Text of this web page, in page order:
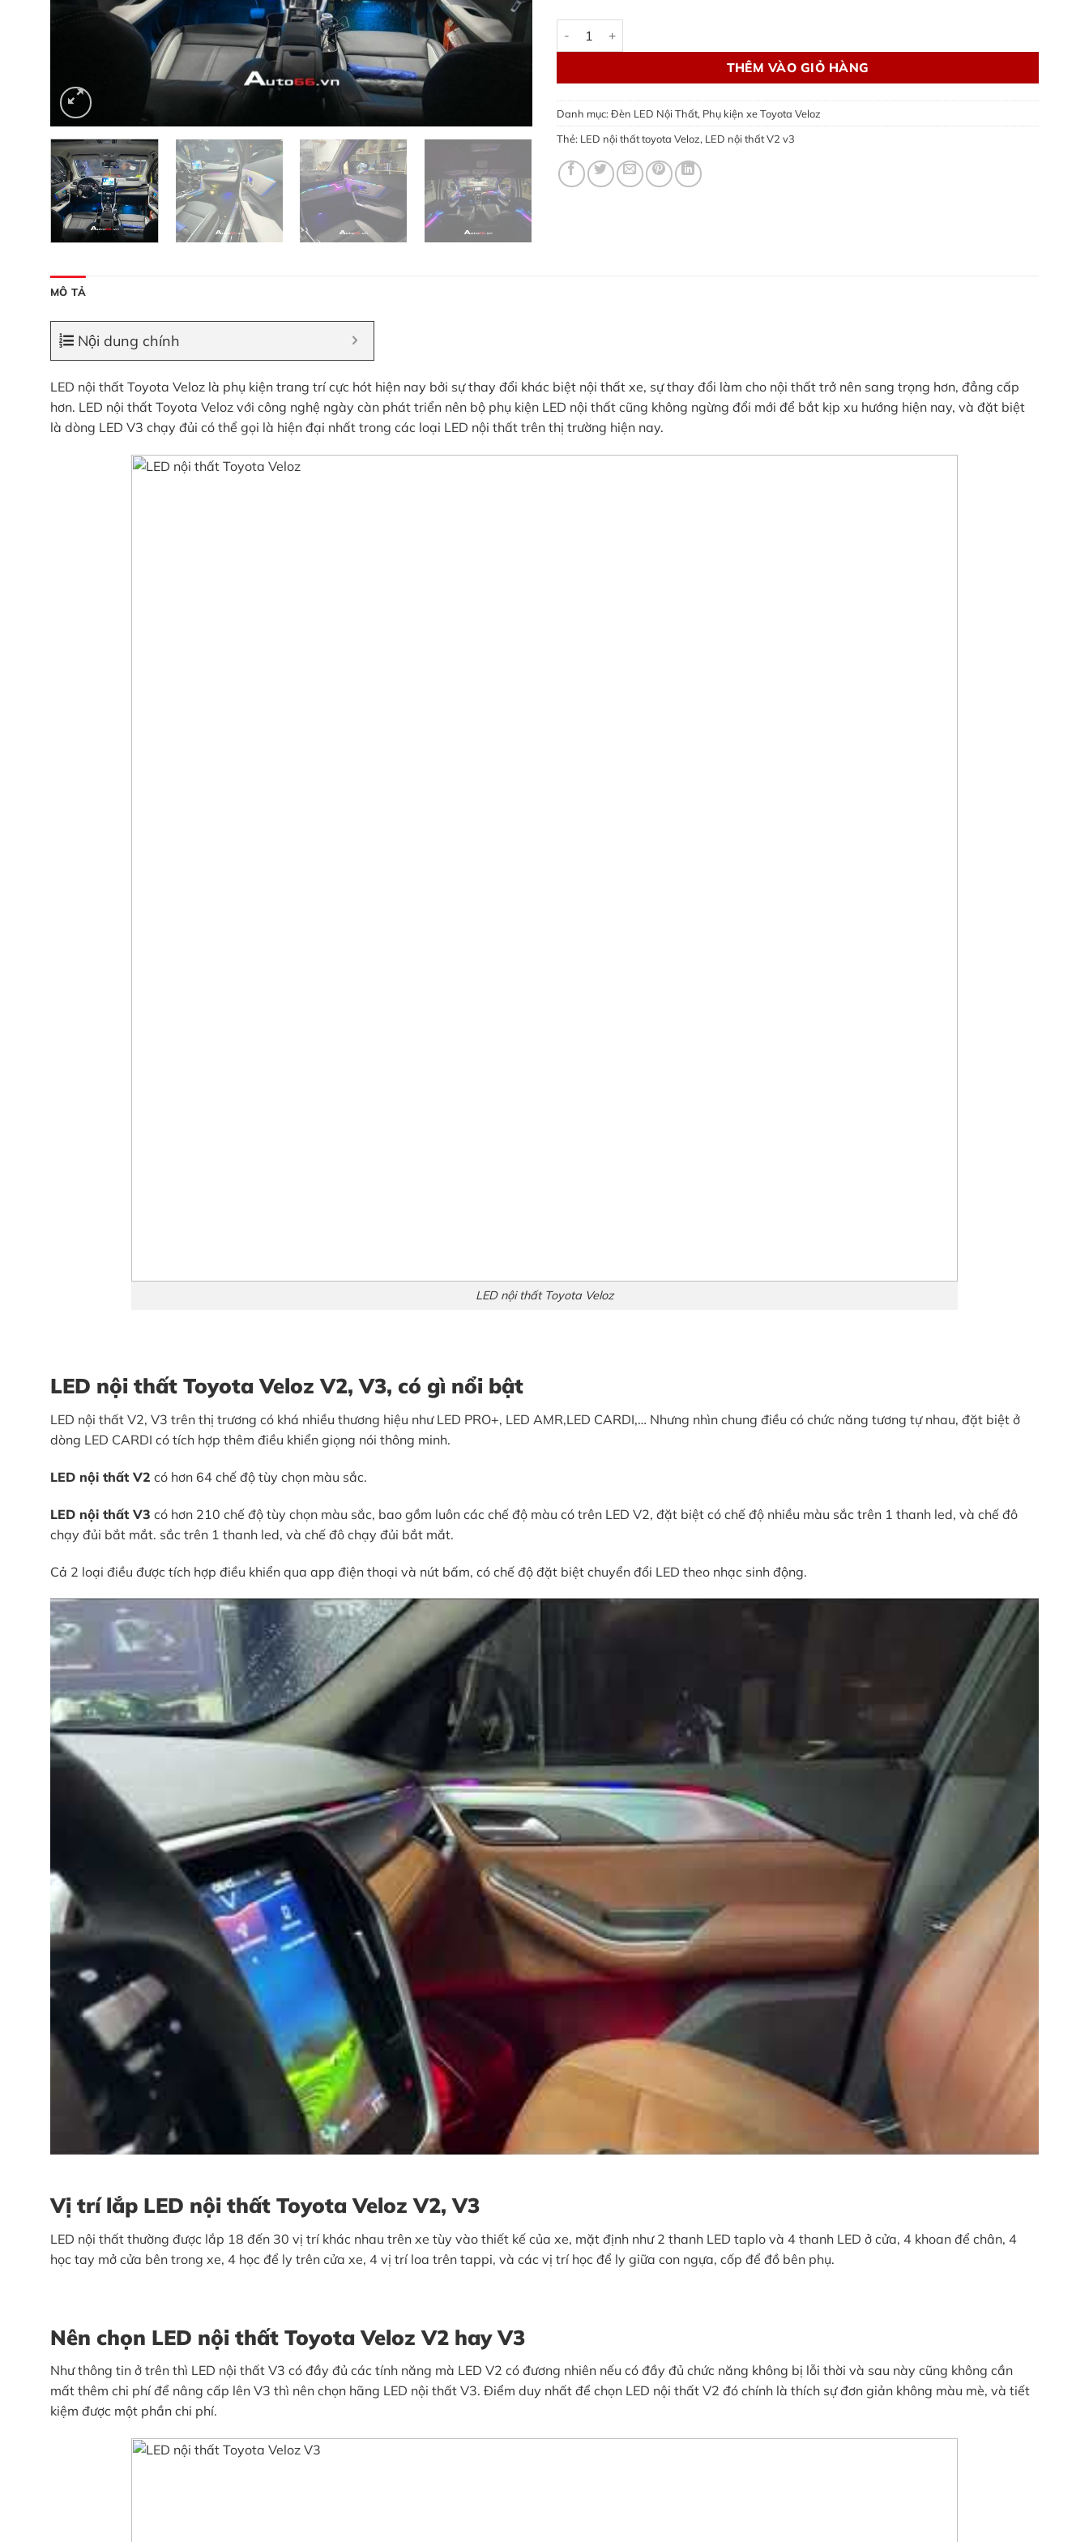
LED nội thất Toyota Veloz | LED V2, V3, 18-30 chi tiết số lượng
THÊM VÀO GIỎ HÀNG
Danh mục: Đèn LED Nội Thất, Phụ kiện xe Toyota Veloz
Thẻ: LED nội thất toyota Veloz, LED nội thất V2 v3
MÔ TẢ
Nội dung chính
LED nội thất Toyota Veloz là phụ kiện trang trí cực hót hiện nay bởi sự thay đổi khác biệt nội thất xe, sự thay đổi làm cho nội thất trở nên sang trọng hơn, đẳng cấp
hơn. LED nội thất Toyota Veloz với công nghệ ngày càn phát triển nên bộ phụ kiện LED nội thất cũng không ngừng đổi mới để bắt kịp xu hướng hiện nay, và đặt biệt
là dòng LED V3 chạy đủi có thể gọi là hiện đại nhất trong các loại LED nội thất trên thị trường hiện nay.
LED nội thất Toyota Veloz
LED nội thất Toyota Veloz V2, V3, có gì nổi bật
LED nội thất V2, V3 trên thị trương có khá nhiều thương hiệu như LED PRO+, LED AMR,LED CARDI,… Nhưng nhìn chung điều có chức năng tương tự nhau, đặt biệt ở
dòng LED CARDI có tích hợp thêm điều khiển giọng nói thông minh.
LED nội thất V2 có hơn 64 chế độ tùy chọn màu sắc.
LED nội thất V3 có hơn 210 chế độ tùy chọn màu sắc, bao gồm luôn các chế độ màu có trên LED V2, đặt biệt có chế độ nhiều màu sắc trên 1 thanh led, và chế đô
chạy đủi bắt mắt. sắc trên 1 thanh led, và chế đô chạy đủi bắt mắt.
Cả 2 loại điều được tích hợp điều khiển qua app điện thoại và nút bấm, có chế độ đặt biệt chuyển đổi LED theo nhạc sinh động.
Vị trí lắp LED nội thất Toyota Veloz V2, V3
LED nội thất thường được lắp 18 đến 30 vị trí khác nhau trên xe tùy vào thiết kế của xe, mặt định như 2 thanh LED taplo và 4 thanh LED ở cửa, 4 khoan để chân, 4
học tay mở cửa bên trong xe, 4 học để ly trên cửa xe, 4 vị trí loa trên tappi, và các vị trí học để ly giữa con ngựa, cốp để đồ bên phụ.
Nên chọn LED nội thất Toyota Veloz V2 hay V3
Như thông tin ở trên thì LED nội thất V3 có đầy đủ các tính năng mà LED V2 có đương nhiên nếu có đầy đủ chức năng không bị lỗi thời và sau này cũng không cần
mất thêm chi phí để nâng cấp lên V3 thì nên chọn hãng LED nội thất V3. Điểm duy nhất để chọn LED nội thất V2 đó chính là thích sự đơn giản không màu mè, và tiết
kiệm được một phần chi phí.